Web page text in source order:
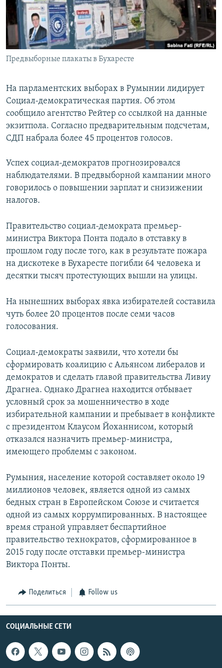
Հայերեն
English
Русский
Все сайты Радио Азатутюн
Предвыборные плакаты в Бухаресте
На парламентских выборах в Румынии лидирует
Социал-демократическая партия. Об этом
сообщило агентство Рейтер со ссылкой на данные
экзитпола. Согласно предварительным подсчетам,
СДП набрала более 45 процентов голосов.
Успех социал-демократов прогнозировался
наблюдателями. В предвыборной кампании много
говорилось о повышении зарплат и снизижении
налогов.
Правительство социал-демократа премьер-
министра Виктора Понта подало в отставку в
прошлом году после того, как в результате пожара
на дискотеке в Бухаресте погибли 64 человека и
десятки тысяч протестующих вышли на улицы.
На нынешних выборах явка избирателей составила
чуть более 20 процентов после семи часов
голосования.
Социал-демократы заявили, что хотели бы
сформировать коалицию с Альянсом либералов и
демократов и сделать главой правительства Ливиу
Драгнеа. Однако Драгнеа находится отбывает
условный срок за мошенничество в ходе
избирательной кампании и пребывает в конфликте
с президентом Клаусом Йоханнисом, который
отказался назначить премьер-министра,
имеющего проблемы с законом.
Румыния, население которой составляет около 19
миллионов человек, является одной из самых
бедных стран в Европейском Союзе и считается
одной из самых коррумпированных. В настоящее
время страной управляет беспартийное
правительство технократов, сформированное в
2015 году после отставки премьер-министра
Виктора Понты.
Поделиться Follow us
СОЦИАЛЬНЫЕ СЕТИ